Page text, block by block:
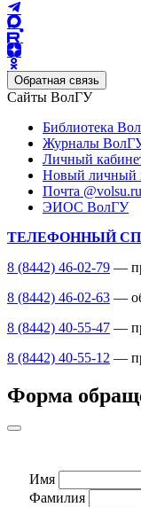
Обратная связь
Сайты ВолГУ
Библиотека
Журналы
Личный
Новый личный
Почта @volsu.ru
ЭИОС ВолГУ
ТЕЛЕФОННЫЙ
8 (8442) 46-02-79 —
8 (8442) 46-02-63 —
8 (8442) 40-55-47 —
8 (8442) 40-55-12 —
Форма
Имя
Фамилия